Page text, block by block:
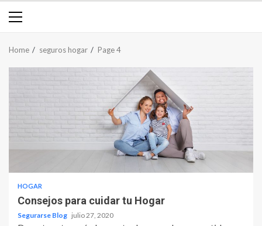
Primary
Home seguros hogar Page 4
HOGAR
Consejos para cuidar tu Hogar
Segurarse Blog julio 27, 2020